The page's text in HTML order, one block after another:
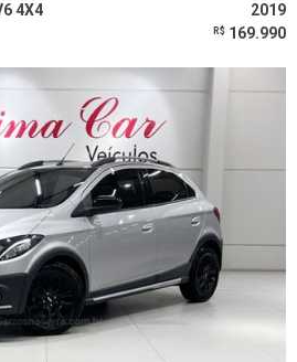
4X4 2019
R$ 169.990